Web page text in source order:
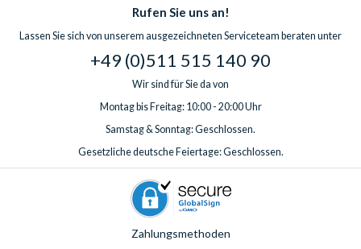
Rufen Sie uns an!
Lassen Sie sich von unserem ausgezeichneten Serviceteam beraten unter
+49 (0)511 515 140 90
Wir sind für Sie da von
Montag bis Freitag: 10:00 - 20:00 Uhr
Samstag & Sonntag: Geschlossen.
Gesetzliche deutsche Feiertage: Geschlossen.
Zahlungsmethoden